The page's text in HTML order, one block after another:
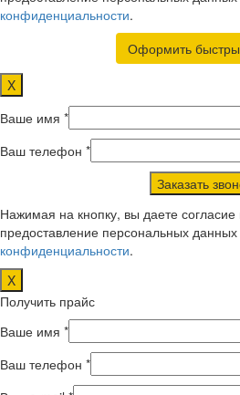
конфиденциальности.
X
Ваше имя *
Ваш телефон *
Нажимая на кнопку, вы даете согласие
предоставление персональных данных
конфиденциальности.
X
Получить прайс
Ваше имя *
Ваш телефон *